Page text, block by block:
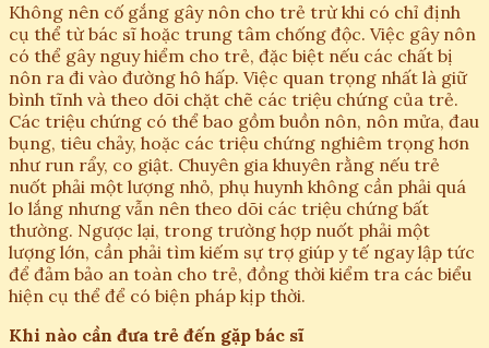
Không nên cố gắng gây nôn cho trẻ trừ khi có chỉ định
cụ thể từ bác sĩ hoặc trung tâm chống độc. Việc gây nôn
có thể gây nguy hiểm cho trẻ, đặc biệt nếu các chất bị
nôn ra đi vào đường hô hấp. Việc quan trọng nhất là giữ
bình tĩnh và theo dõi chặt chẽ các triệu chứng của trẻ.
Các triệu chứng có thể bao gồm buồn nôn, nôn mửa, đau
bụng, tiêu chảy, hoặc các triệu chứng nghiêm trọng hơn
như run rẩy, co giật. Chuyên gia khuyên rằng nếu trẻ
nuốt phải một lượng nhỏ, phụ huynh không cần phải quá
lo lắng nhưng vẫn nên theo dõi các triệu chứng bất
thường. Ngược lại, trong trường hợp nuốt phải một
lượng lớn, cần phải tìm kiếm sự trợ giúp y tế ngay lập tức
để đảm bảo an toàn cho trẻ, đồng thời kiểm tra các biểu
hiện cụ thể để có biện pháp kịp thời.
Khi nào cần đưa trẻ đến gặp bác sĩ